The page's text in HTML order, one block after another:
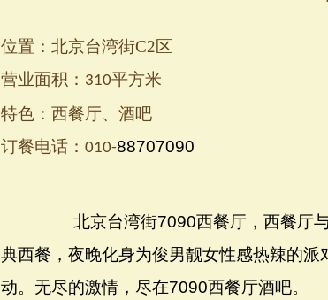
位置：北京台湾街C2区
营业面积： 310平方米
特色：西餐厅、酒吧
订餐电话： 010-88707090
北京台湾街7090西餐厅，西餐厅
典西餐，夜晚化身为俊男靓女性感热辣的
动。无尽的激情，尽在7090西餐厅酒吧。